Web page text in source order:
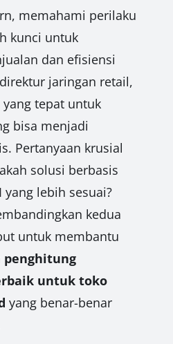
memahami perilaku
kunci untuk
dan efisiensi
jaringan retail,
tepat untuk
bisa menjadi
Pertanyaan krusial
solusi berbasis
yang lebih sesuai?
kedua
untuk membantu
penghitung
untuk toko
yang benar-benar